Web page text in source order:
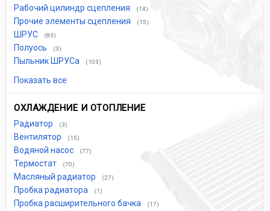
Рабочий цилиндр сцепления (14)
Прочие элементы сцепления (15)
ШРУС (83)
Полуось (3)
Пыльник ШРУСа (103)
Показать все
ОХЛАЖДЕНИЕ И ОТОПЛЕНИЕ
Радиатор (3)
Вентилятор (15)
Водяной насос (77)
Термостат (70)
Масляный радиатор (27)
Пробка радиатора (1)
Пробка расширительного бачка (17)